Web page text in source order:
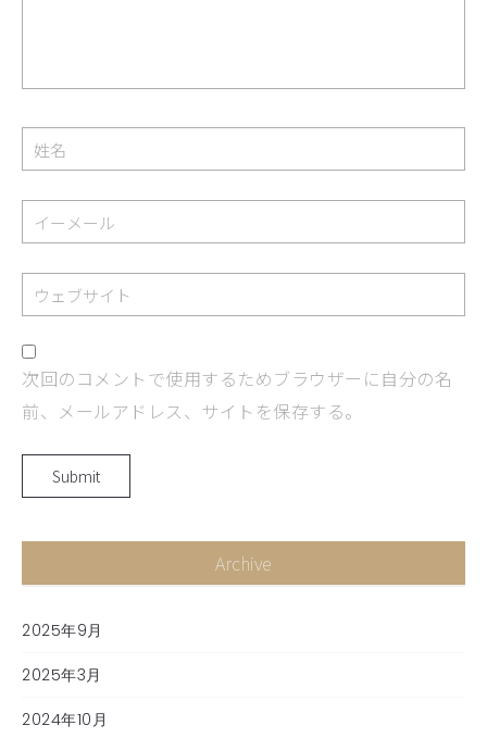
次回のコメントで使用するためブラウザーに自分の名
前、メールアドレス、サイトを保存する。
Archive
2025年9月
2025年3月
2024年10月